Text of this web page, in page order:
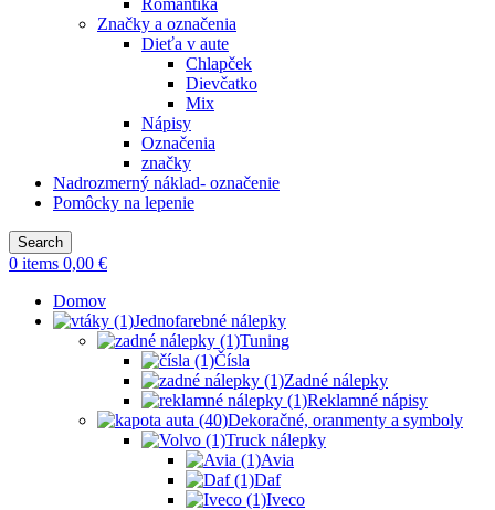
Romantika
Značky a označenia
Dieťa v aute
Chlapček
Dievčatko
Mix
Nápisy
Označenia
značky
Nadrozmerný náklad- označenie
Pomôcky na lepenie
Search
0 items 0,00 €
Domov
Jednofarebné nálepky
Tuning
Čísla
Zadné nálepky
Reklamné nápisy
Dekoračné, oranmenty a symboly
Truck nálepky
Avia
Daf
Iveco